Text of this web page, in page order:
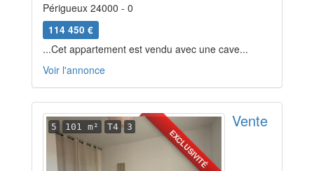
Périgueux 24000 - 0
114 450 €
...Cet appartement est vendu avec une cave...
Voir l'annonce
EXCLUSIVITÉ
5 101 m² T4 3 Vente